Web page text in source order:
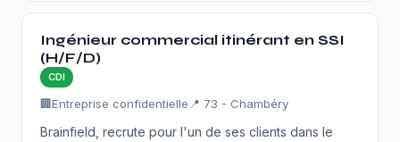
Ingénieur commercial itinérant en SSI
(H/F/D)
CDI
🏢Entreprise confidentielle 📍 73 - Chambéry
Brainfield, recrute pour l'un de ses clients dans le